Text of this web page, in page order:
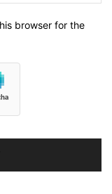
browser for the